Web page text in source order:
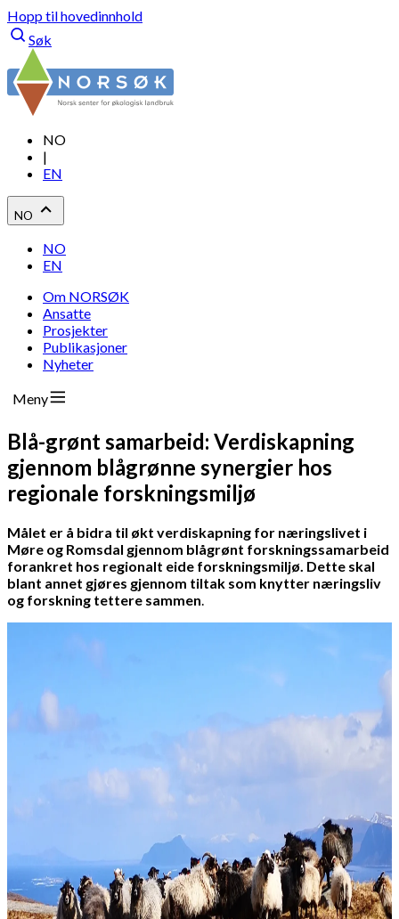
Hopp til hovedinnhold
Søk
NO
|
EN
NO
NO
EN
Om NORSØK
Ansatte
Prosjekter
Publikasjoner
Nyheter
Meny
Blå-grønt samarbeid: Verdiskapning
gjennom blågrønne synergier hos
regionale forskningsmiljø
Målet er å bidra til økt verdiskapning for næringslivet i
Møre og Romsdal gjennom blågrønt forskningssamarbeid
forankret hos regionalt eide forskningsmiljø. Dette skal
blant annet gjøres gjennom tiltak som knytter næringsliv
og forskning tettere sammen.